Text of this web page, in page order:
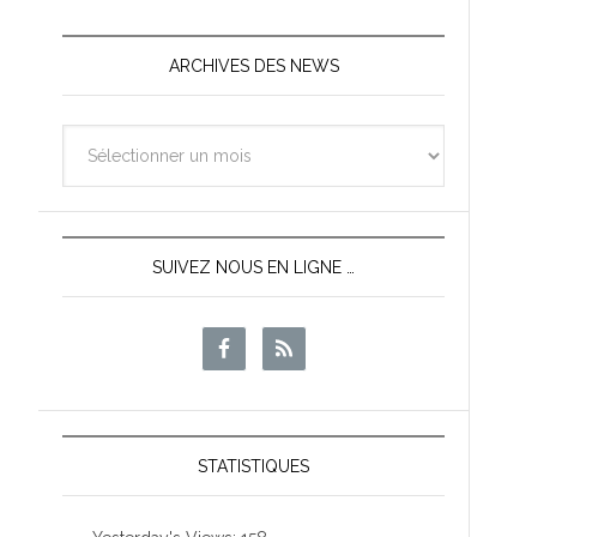
ARCHIVES DES NEWS
des
News
SUIVEZ NOUS EN LIGNE …
STATISTIQUES